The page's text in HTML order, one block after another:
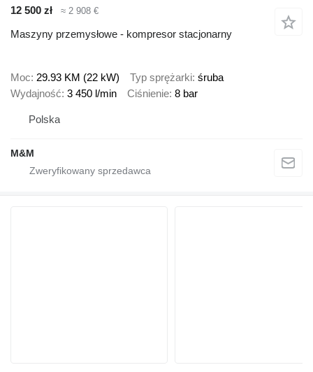
12 500 zł
≈ 2 908 €
Maszyny przemysłowe - kompresor stacjonarny
Moc 29.93 KM (22 kW) Typ sprężarki śruba
Wydajność 3 450 l/min Ciśnienie 8 bar
Polska
M&M